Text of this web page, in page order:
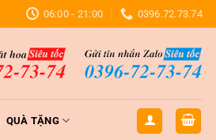
06:00 - 21:00 0396.72.73.74
QUÀ TẶNG